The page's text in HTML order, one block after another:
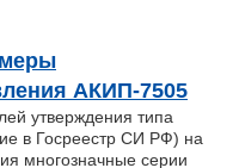
АКИП-7505
утверждения типа
в Госреестр СИ РФ) на
многозначные серии